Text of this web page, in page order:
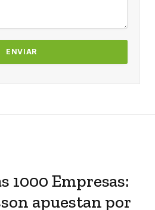
1000 Empresas:
apuestan por